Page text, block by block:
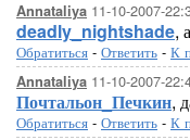
Annataliya 11-10-2007-
deadly_nightshade,
Обратиться - Ответить - К
Annataliya 11-10-2007-
Почтальон_Печкин,
Обратиться - Ответить - К